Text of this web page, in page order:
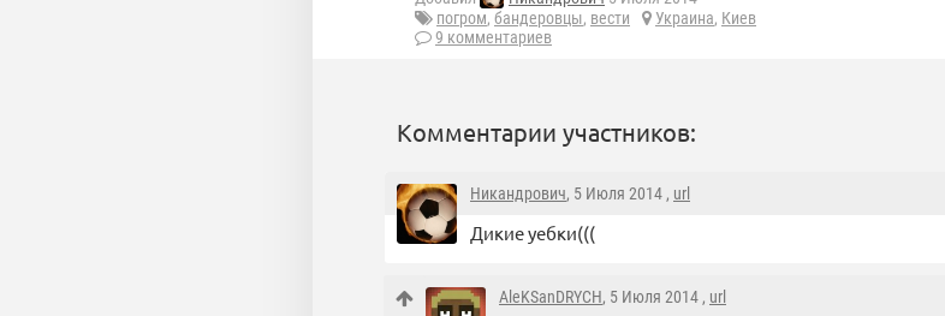
погром, бандеровцы, вести Украина, Киев
9 комментариев
Комментарии участников:
Никандрович, 5 Июля 2014 , url
Дикие уебки(((
AleKSanDRYCH, 5 Июля 2014 , url